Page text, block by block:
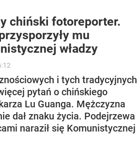
chiński fotoreporter.
mu
władzy
i tych tradycyjnych
pytań o chińskiego
Lu Guanga. Mężczyzna
dał znaku życia. Podejrzewa
naraził się Komunistycznej